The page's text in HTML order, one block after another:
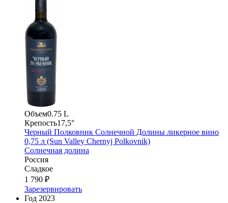
Объем0.75 L
Крепость17,5°
Черный Полковник Солнечной Долины ликерное вино
0,75 л (Sun Valley Chernyj Polkovnik)
Солнечная долина
Россия
Сладкое
1 790 ₽
Зарезервировать
Год 2023